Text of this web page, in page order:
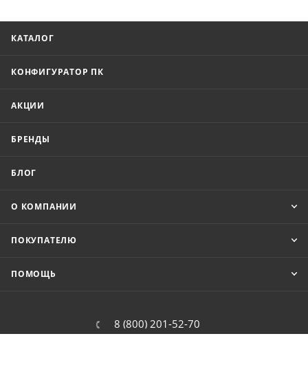
КАТАЛОГ
КОНФИГУРАТОР ПК
АКЦИИ
БРЕНДЫ
БЛОГ
О КОМПАНИИ
ПОКУПАТЕЛЮ
ПОМОЩЬ
8 (800) 201-52-70